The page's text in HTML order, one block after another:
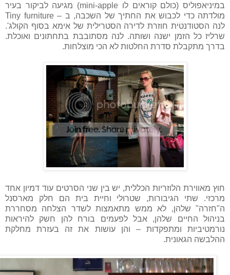
במיניאפוליס (כולם קוראים לו mini-apple) מגיעה לביקור בעיר
מולדתה כדי לכבוש את החתיך של השכבה, ב – Tiny furniture
לנה הסטודנטית חוזרת לדירה הסטרילית של אימא בסוף הקולג'.
שרליז כל הזמן ישנה ושותה. לנה מסתובבת בתחתונים ואוכלת.
בדרך מתקבלת סדרת החלטות לא הכי מוצלחות.
חוץ מאווירת הלוזריות הכללית, יש בין שני הסרטים עוד דמיון אחד
מרכזי. שתי הגיבורות, שטרולי וחיית בית הם חלק מארסנל
ה"חזרה" שלהן, לא ממש מתאמצות לשדר הצלחה מסחררת
בניהול החיים שלהן, אבל לפעמים בורח להן חשק להיראות
נורמטיביות ומתפקדות – והן עושות את זה בעזרת מחלקת
ההלבשה הגאונית.